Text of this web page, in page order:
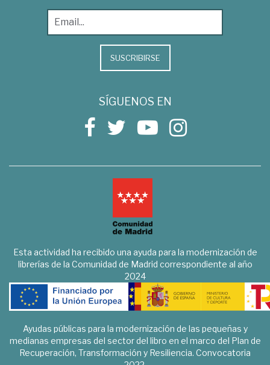
SUSCRIBIRSE
SÍGUENOS EN
Esta actividad ha recibido una ayuda para la modernización de
librerías de la Comunidad de Madrid correspondiente al año
2024
Ayudas públicas para la modernización de las pequeñas y
medianas empresas del sector del libro en el marco del Plan de
Recuperación, Transformación y Resiliencia. Convocatoria